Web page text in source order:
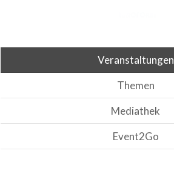
Veranstaltungen
Themen
Mediathek
Event2Go